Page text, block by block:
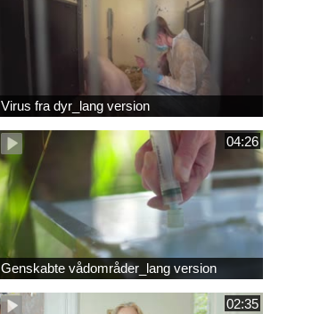
Virus fra dyr_lang version
04:26
Genskabte vådområder_lang version
02:35